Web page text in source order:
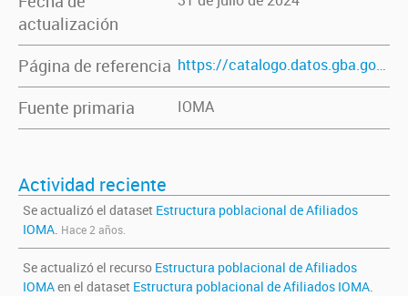
actualización
Página de referencia https://catalogo.datos.gba.gob.ar/dataset/estructura-poblacional-afiliados-ioma
Fuente primaria IOMA
Actividad reciente
Se actualizó el dataset Estructura poblacional de Afiliados
IOMA. Hace 2 años.
Se actualizó el recurso Estructura poblacional de Afiliados
IOMAen el dataset Estructura poblacional de Afiliados IOMA.